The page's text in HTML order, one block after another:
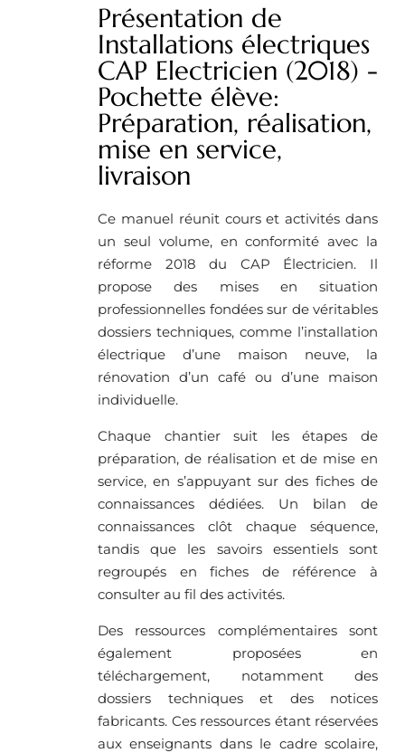
Présentation de
Installations électriques
CAP Electricien (2018) -
Pochette élève:
Préparation, réalisation,
mise en service,
livraison
Ce manuel réunit cours et activités dans
un seul volume, en conformité avec la
réforme 2018 du CAP Électricien. Il
propose des mises en situation
professionnelles fondées sur de véritables
dossiers techniques, comme l’installation
électrique d’une maison neuve, la
rénovation d’un café ou d’une maison
individuelle.
Chaque chantier suit les étapes de
préparation, de réalisation et de mise en
service, en s’appuyant sur des fiches de
connaissances dédiées. Un bilan de
connaissances clôt chaque séquence,
tandis que les savoirs essentiels sont
regroupés en fiches de référence à
consulter au fil des activités.
Des ressources complémentaires sont
également proposées en
téléchargement, notamment des
dossiers techniques et des notices
fabricants. Ces ressources étant réservées
aux enseignants dans le cadre scolaire,